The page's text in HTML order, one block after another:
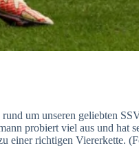
um unseren geliebten
probiert viel aus und hat
einer richtigen Viererkette.